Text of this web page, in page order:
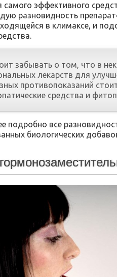
самого эффективного
разновидность
в климаксе, и
забывать о том, что в
лекарств для
противопоказаний
средства и
подробно все
биологических